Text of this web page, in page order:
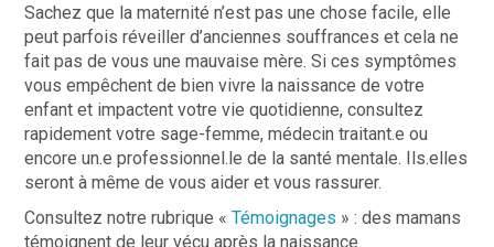
Sachez que la maternité n’est pas une chose facile, elle
peut parfois réveiller d’anciennes souffrances et cela ne
fait pas de vous une mauvaise mère. Si ces symptômes
vous empêchent de bien vivre la naissance de votre
enfant et impactent votre vie quotidienne, consultez
rapidement votre sage-femme, médecin traitant.e ou
encore un.e professionnel.le de la santé mentale. Ils.elles
seront à même de vous aider et vous rassurer.
Consultez notre rubrique «Témoignages » : des mamans
témoignent de leur vécu après la naissance.